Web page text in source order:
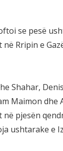
se pesë
Rripin e
Shahar,
Maimon dhe
në pjesën
ushtarake e